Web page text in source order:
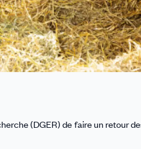
(DGER) de faire un retour